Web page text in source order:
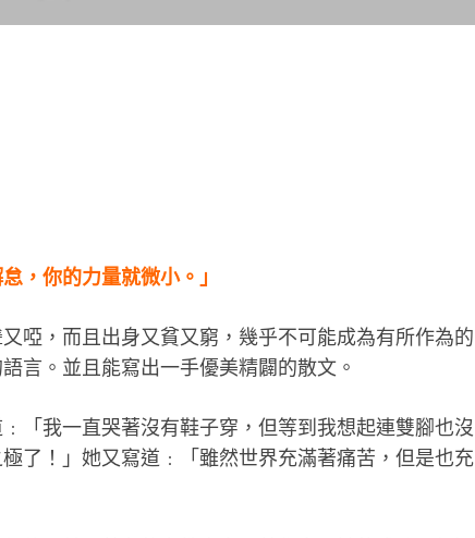
，你的力量就微小。」
啞，而且出身又貧又窮，幾乎不可能成為有所作為的
言。並且能寫出一手優美精闢的散文。
「我一直哭著沒有鞋子穿，但等到我想起連雙腳也沒
了！」她又寫道﹕「雖然世界充滿著痛苦，但是也充